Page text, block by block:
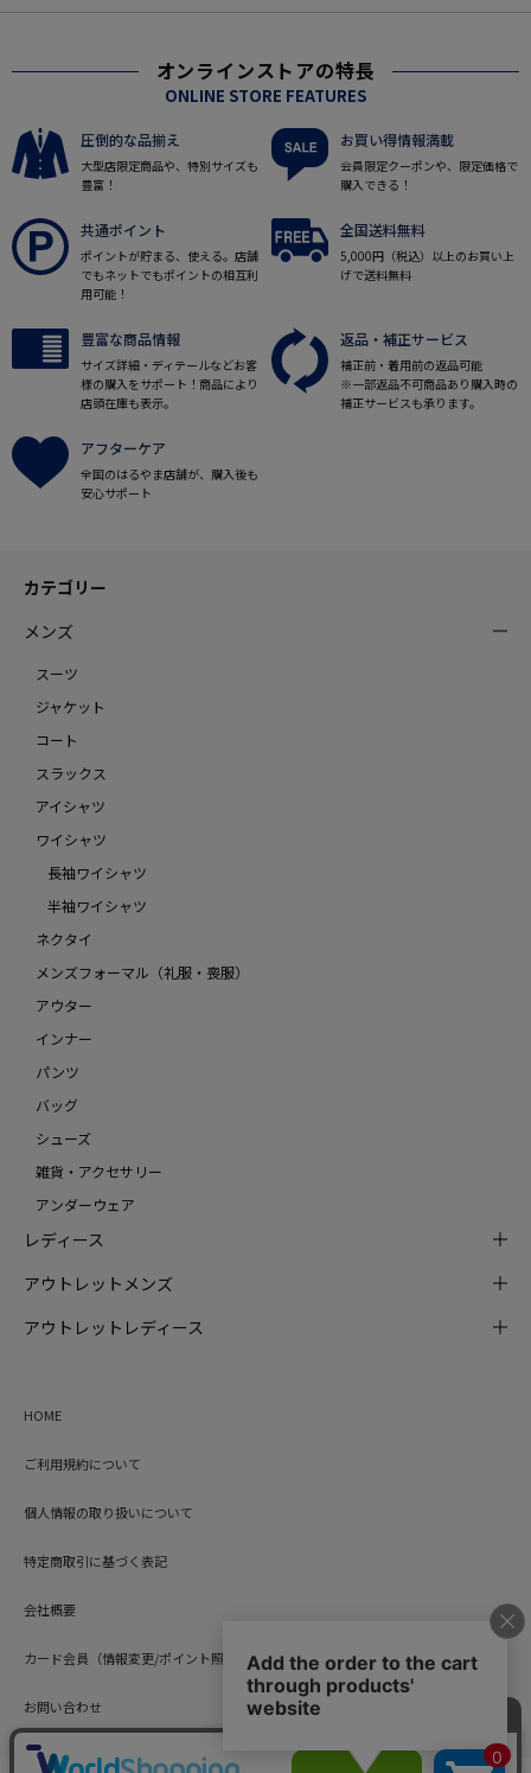
オンラインストアの特長
ONLINE STORE FEATURES
圧倒的な品揃え
大型店限定商品や、特別サイズも
豊富！
お買い得情報満載
会員限定クーポンや、限定価格で
購入できる！
共通ポイント
ポイントが貯まる、使える。店舗
でもネットでもポイントの相互利
用可能！
全国送料無料
5,000円（税込）以上のお買い上
げで送料無料
豊富な商品情報
サイズ詳細・ディテールなどお客
様の購入をサポート！商品により
店頭在庫も表示。
返品・補正サービス
補正前・着用前の返品可能
※一部返品不可商品あり購入時の
補正サービスも承ります。
アフターケア
全国のはるやま店舗が、購入後も
安心サポート
カテゴリー
メンズ
スーツ
ジャケット
コート
スラックス
アイシャツ
ワイシャツ
長袖ワイシャツ
半袖ワイシャツ
ネクタイ
メンズフォーマル（礼服・喪服）
アウター
インナー
パンツ
バッグ
シューズ
雑貨・アクセサリー
アンダーウェア
レディース
アウトレットメンズ
アウトレットレディース
HOME
ご利用規約について
個人情報の取り扱いについて
特定商取引に基づく表記
会社概要
カード会員（情報変更/ポイント照会）
お問い合わせ